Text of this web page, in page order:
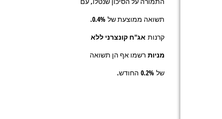
תשואה ממוצעת של
0.4
%.
קרנות אג"ח קונצרני ללא
מניות רשמו אף הן תשואה
של 0.2% החודש.